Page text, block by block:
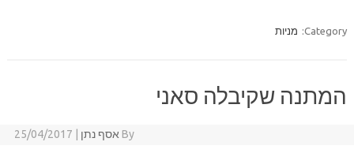
Category: מניות
המתנה שקיבלה סאני
By אסף נתן 25/04/2017